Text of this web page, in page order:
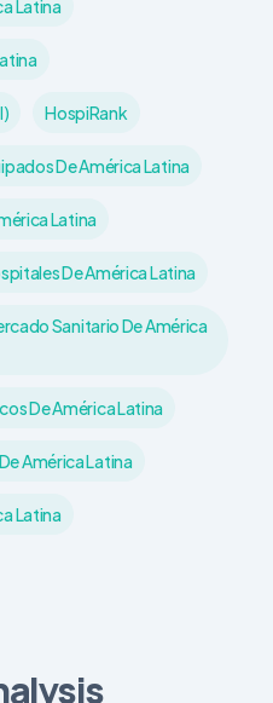
Latina
HospiRank
De América Latina
Latina
De América Latina
Sanitario De América
De América Latina
América Latina
Latina